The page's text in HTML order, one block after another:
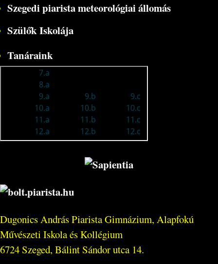
Szegedi piarista meteorológiai állomás
Szülők Iskolája
Tanáraink
Dugonics András Piarista Gimnázium, Alapfokú
Művészeti Iskola és Kollégium
6724 Szeged, Bálint Sándor utca 14.